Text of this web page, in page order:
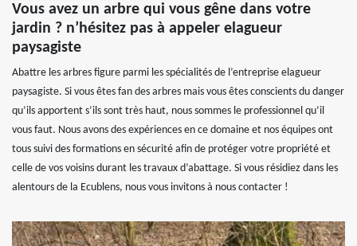
Vous avez un arbre qui vous gêne dans votre
jardin ? n’hésitez pas à appeler elagueur
paysagiste
Abattre les arbres figure parmi les spécialités de l’entreprise elagueur
paysagiste. Si vous êtes fan des arbres mais vous êtes conscients du danger
qu’ils apportent s’ils sont très haut, nous sommes le professionnel qu’il
vous faut. Nous avons des expériences en ce domaine et nos équipes ont
tous suivi des formations en sécurité afin de protéger votre propriété et
celle de vos voisins durant les travaux d’abattage. Si vous résidiez dans les
alentours de la Ecublens, nous vous invitons à nous contacter !